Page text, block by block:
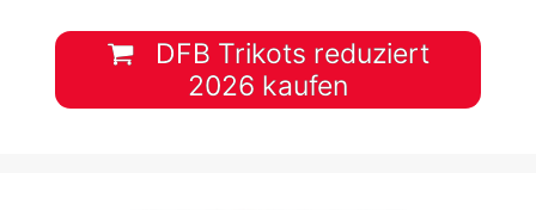
DFB Trikots reduziert
2026 kaufen